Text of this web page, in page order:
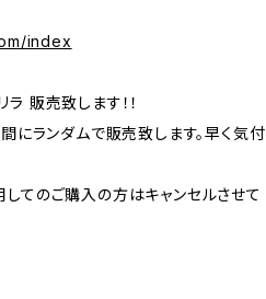
index
販売致します！！
ランダムで販売致します。早く気付
てのご購入の方はキャンセルさせて